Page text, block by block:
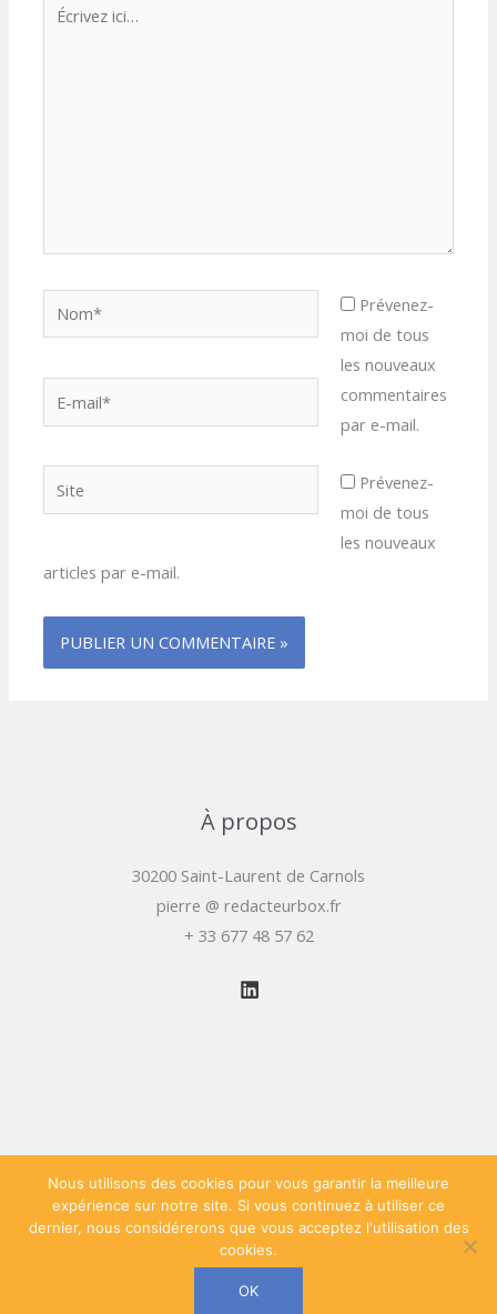
mail*
Prévenez-
moi de tous
les nouveaux
commentaires
par e-mail.
Prévenez-
moi de tous
les nouveaux
articles par e-mail.
À propos
30200 Saint-Laurent de Carnols
pierre @ redacteurbox.fr
+ 33 677 48 57 62
Copyright © 2026 La Boîte du Rédacteur - Rédaction web
Nous utilisons des cookies pour vous garantir la meilleure
expérience sur notre site. Si vous continuez à utiliser ce
dernier, nous considérerons que vous acceptez l'utilisation des
cookies.
OK